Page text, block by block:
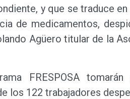
y que se traduce
de medicamentos,
Agüero titular de la
FRESPOSA
los 122 trabajadores